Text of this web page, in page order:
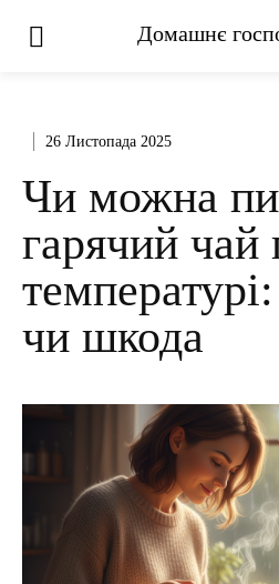
Домашнє
26 Листопада 2025
Чи можна
гарячий чай
чи шкода